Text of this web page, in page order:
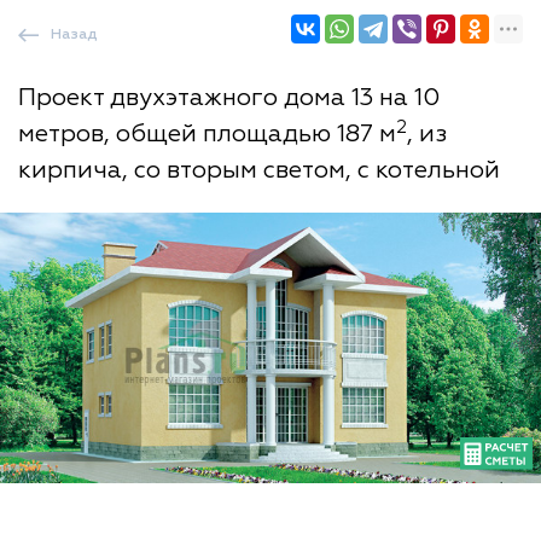
Проект двухэтажного дома 13 на 10
метров, общей площадью 187 м2, из
кирпича, со вторым светом, с котельной
Назад